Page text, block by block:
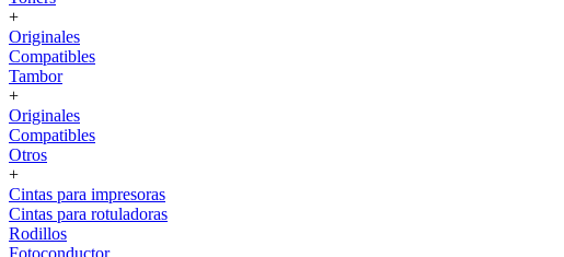
+
Originales
Compatibles
Tambor
+
Originales
Compatibles
Otros
+
Cintas para impresoras
Cintas para rotuladoras
Rodillos
Fotoconductor